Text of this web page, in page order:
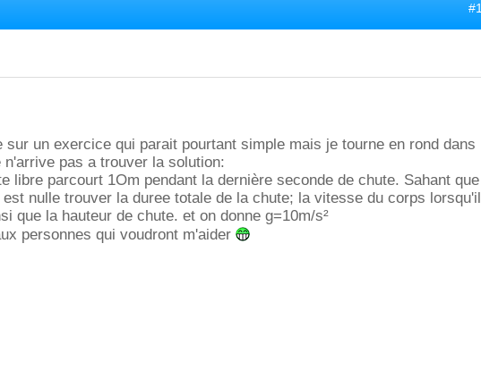
#1
sur un exercice qui parait pourtant simple mais je tourne en rond dans
pas a trouver la solution:
libre parcourt 1Om pendant la dernière seconde de chute. Sahant que
nulle trouver la duree totale de la chute; la vitesse du corps lorsqu'il
que la hauteur de chute. et on donne g=10m/s²
personnes qui voudront m'aider